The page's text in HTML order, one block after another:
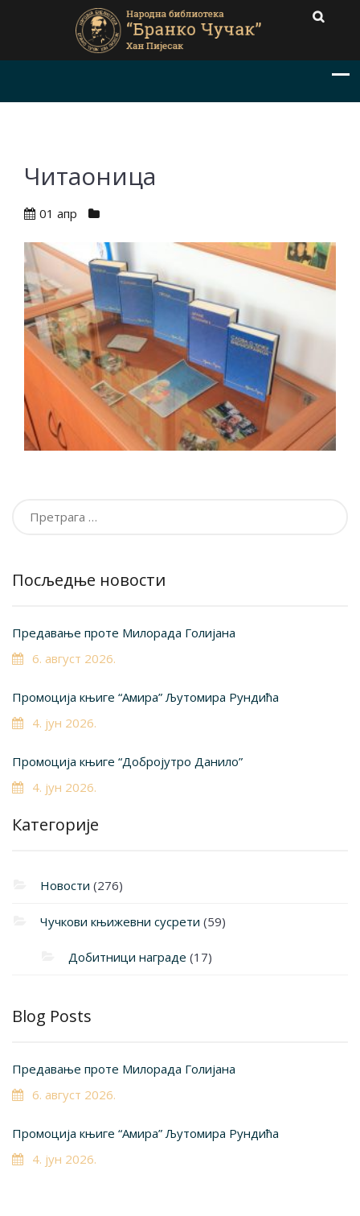
Читаоница
01 апр
Посљедње новости
Предавање проте Милорада Голијана
6. август 2026.
Промоција књиге “Амира” Љутомира Рундића
4. јун 2026.
Промоција књиге “Добројутро Данило”
4. јун 2026.
Категорије
Новости (276)
Чучкови књижевни сусрети (59)
Добитници награде (17)
Blog Posts
Предавање проте Милорада Голијана
6. август 2026.
Промоција књиге “Амира” Љутомира Рундића
4. јун 2026.